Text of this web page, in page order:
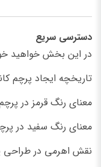
دسترسی سریع
در این بخش خواهید
تاریخچه ایجاد پرچم
معنای رنگ قرمز در پرچم
معنای رنگ سفید در
نقش اهرمی در طراحی